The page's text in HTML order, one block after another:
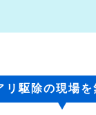
リ駆除の現場を